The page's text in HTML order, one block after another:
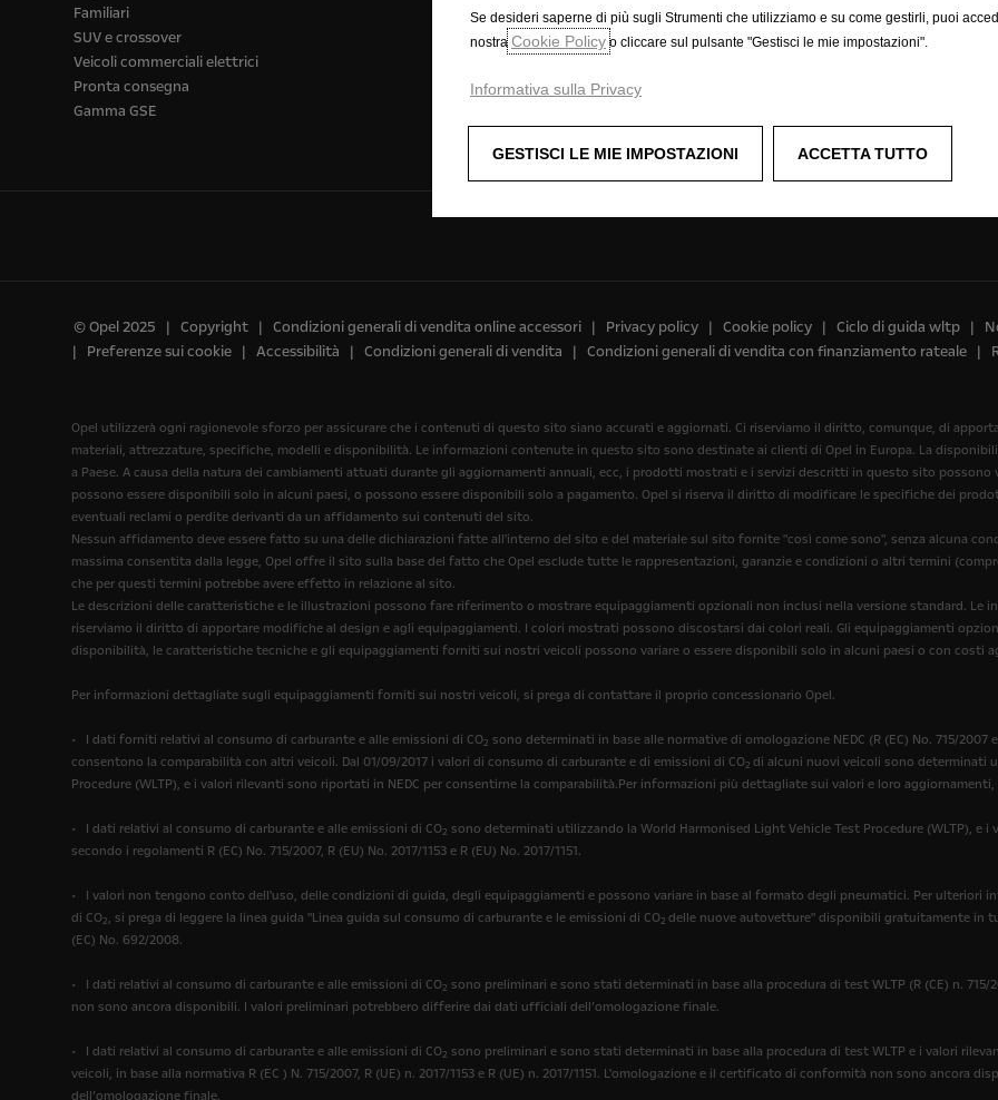
Familiari
SUV e crossover
Veicoli commerciali elettrici
Pronta consegna
Gamma GSE
Autonomy
Stellantis Partners’ Employee Program
Concept Cars
© Opel 2025 Copyright Condizioni generali di vendita online accessori Privacy policy Cookie policy Ciclo di guida wltp
Preferenze sui cookie
Accessibilità Condizioni generali di vendita Condizioni generali di vendita con finanziamento rateale
Opel utilizzerà ogni ragionevole sforzo per assicurare che i contenuti di questo sito siano accurati e aggiornati. Ci riserviamo il diritto, comunque, di
materiali, attrezzature, specifiche, modelli e disponibilità. Le informazioni contenute in questo sito sono destinate ai clienti di Opel in Europa. La
a Paese. A causa della natura dei cambiamenti attuati durante gli aggiornamenti annuali, ecc, i prodotti mostrati e i servizi descritti in questo sito
possono essere disponibili solo in alcuni paesi, o possono essere disponibili solo a pagamento. Opel si riserva il diritto di modificare le specifiche dei
eventuali reclami o perdite derivanti da un affidamento sui contenuti del sito.
Nessun affidamento deve essere fatto su una delle dichiarazioni fatte all'interno del sito e del materiale sul sito fornite "così come sono", senza alcuna
massima consentita dalla legge, Opel offre il sito sulla base del fatto che Opel esclude tutte le rappresentazioni, garanzie e condizioni o altri termini
che per questi termini potrebbe avere effetto in relazione al sito.
Le descrizioni delle caratteristiche e le illustrazioni possono fare riferimento o mostrare equipaggiamenti opzionali non inclusi nella versione standard.
riserviamo il diritto di apportare modifiche al design e agli equipaggiamenti. I colori mostrati possono discostarsi dai colori reali. Gli equipaggiamenti
disponibilità, le caratteristiche tecniche e gli equipaggiamenti forniti sui nostri veicoli possono variare o essere disponibili solo in alcuni paesi o con costi
Per informazioni dettagliate sugli equipaggiamenti forniti sui nostri veicoli, si prega di contattare il proprio concessionario Opel.
• I dati forniti relativi al consumo di carburante e alle emissioni di CO2 sono determinati in base alle normative di omologazione NEDC (R (EC) No. 715/
consentono la comparabilità con altri veicoli. Dal 01/09/2017 i valori di consumo di carburante e di emissioni di CO2 di alcuni nuovi veicoli sono determinati
Procedure (WLTP), e i valori rilevanti sono riportati in NEDC per consentirne la comparabilità.Per informazioni più dettagliate sui valori e loro
• I dati relativi al consumo di carburante e alle emissioni di CO2 sono determinati utilizzando la World Harmonised Light Vehicle Test Procedure (WLTP), e
secondo i regolamenti R (EC) No. 715/2007, R (EU) No. 2017/1153 e R (EU) No. 2017/1151.
• I valori non tengono conto dell'uso, delle condizioni di guida, degli equipaggiamenti e possono variare in base al formato degli pneumatici. Per ulteriori
di CO2, si prega di leggere la linea guida "Linea guida sul consumo di carburante e le emissioni di CO2 delle nuove autovetture" disponibili gratuitamente in
(EC) No. 692/2008.
• I dati relativi al consumo di carburante e alle emissioni di CO2 sono preliminari e sono stati determinati in base alla procedura di test WLTP (R (CE) n.
non sono ancora disponibili. I valori preliminari potrebbero differire dai dati ufficiali dell’omologazione finale.
• I dati relativi al consumo di carburante e alle emissioni di CO2 sono preliminari e sono stati determinati in base alla procedura di test WLTP e i valori
veicoli, in base alla normativa R (EC ) N. 715/2007, R (UE) n. 2017/1153 e R (UE) n. 2017/1151. L'omologazione e il certificato di conformità non sono
dell’omologazione finale.
Se desideri saperne di più sugli Strumenti che utilizziamo e su come gestirli, puoi
nostra Cookie Policy o cliccare sul pulsante "Gestisci le mie impostazioni".
Informativa sulla Privacy
GESTISCI LE MIE IMPOSTAZIONI ACCETTA TUTTO